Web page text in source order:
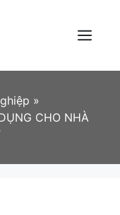
Menu
»
CHO NHÀ